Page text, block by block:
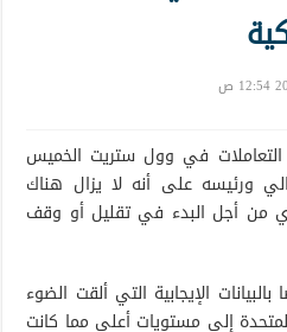
التعاملات في وول ستريت الخميس
ورئيسه على أنه لا يزال هناك
من أجل البدء في تقليل أو وقف
الإيجابية التي ألقت الضوء
إلى مستويات أعلى مما كانت